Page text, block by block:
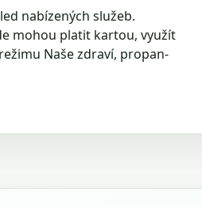
nabízených služeb.
mohou platit kartou, využít
Naše zdraví, propan-